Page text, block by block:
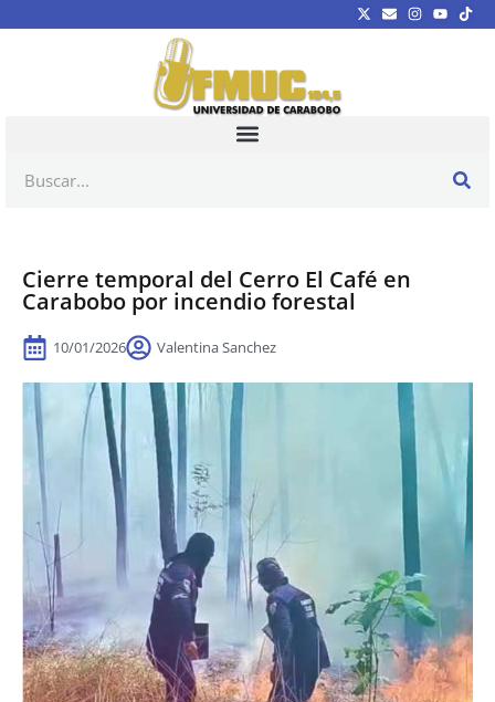
Cierre temporal del Cerro El Café en
Carabobo por incendio forestal
10/01/2026 Valentina Sanchez